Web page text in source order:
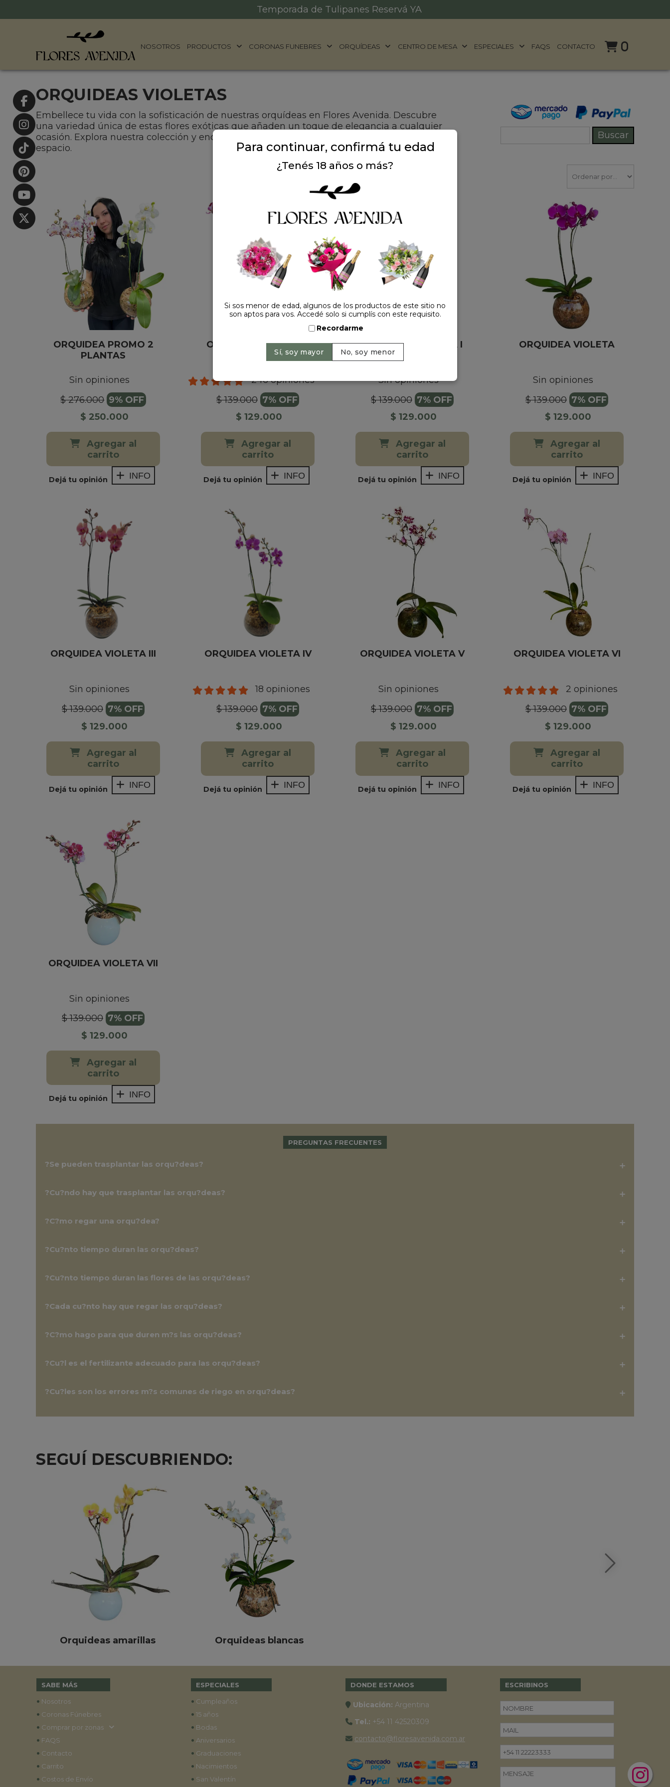
Temporada de Tulipanes Reservá YA
NOSOTROS PRODUCTOS CORONAS FUNEBRES ORQUÍDEAS CENTRO DE MESA ESPECIALES FAQS CONTACTO 0
ORQUIDEAS VIOLETAS
Embellece tu vida con la sofisticación de nuestras orquídeas en Flores Avenida. Descubre
una variedad única de estas flores exóticas que añaden un toque de elegancia a cualquier
ocasión. Explora nuestra colección y encuentra la orquídea perfecta para regalar o decorar tu
espacio.
ORQUIDEA PROMO 2
PLANTAS
Sin opiniones
$ 276.000 9% OFF
$ 250.000
Agregar al
carrito
Dejá tu opinión INFO
ORQUIDEA VIOLETA II
246 opiniones
$ 139.000 7% OFF
$ 129.000
Agregar al
carrito
Dejá tu opinión INFO
ORQUIDEA VIOLETA I
Sin opiniones
$ 139.000 7% OFF
$ 129.000
Agregar al
carrito
Dejá tu opinión INFO
ORQUIDEA VIOLETA
Sin opiniones
$ 139.000 7% OFF
$ 129.000
Agregar al
carrito
Dejá tu opinión INFO
ORQUIDEA VIOLETA III
Sin opiniones
$ 139.000 7% OFF
$ 129.000
Agregar al
carrito
Dejá tu opinión INFO
ORQUIDEA VIOLETA IV
18 opiniones
$ 139.000 7% OFF
$ 129.000
Agregar al
carrito
Dejá tu opinión INFO
ORQUIDEA VIOLETA V
Sin opiniones
$ 139.000 7% OFF
$ 129.000
Agregar al
carrito
Dejá tu opinión INFO
ORQUIDEA VIOLETA VI
2 opiniones
$ 139.000 7% OFF
$ 129.000
Agregar al
carrito
Dejá tu opinión INFO
ORQUIDEA VIOLETA VII
Sin opiniones
$ 139.000 7% OFF
$ 129.000
Agregar al
carrito
Dejá tu opinión INFO
PREGUNTAS FRECUENTES
?Se pueden trasplantar las orqu?deas?
?Cu?ndo hay que trasplantar las orqu?deas?
?C?mo regar una orqu?dea?
?Cu?nto tiempo duran las orqu?deas?
?Cu?nto tiempo duran las flores de las orqu?deas?
?Cada cu?nto hay que regar las orqu?deas?
?C?mo hago para que duren m?s las orqu?deas?
?Cu?l es el fertilizante adecuado para las orqu?deas?
?Cu?les son los errores m?s comunes de riego en orqu?deas?
SEGUÍ DESCUBRIENDO:
Orquideas amarillas Orquideas blancas
SABE MÁS
• Nosotros
• Coronas Fúnebres
• Comprar por zonas
• FAQS
• Contacto
• Carrito
• Costos de Envío
ESPECIALES
• Cumpleaños
• 15 años
• Bodas
• Aniversarios
• Graduaciones
• Nacimientos
• San Valentín
DONDE ESTAMOS
Ubicación: Argentina
Tel.: +54 11 42520309
contacto@floresavenida.com.ar
ESCRIBINOS
Para continuar, confirmá tu edad
¿Tenés 18 años o más?
Si sos menor de edad, algunos de los productos de este sitio no
son aptos para vos. Accedé solo si cumplís con este requisito.
Recordarme